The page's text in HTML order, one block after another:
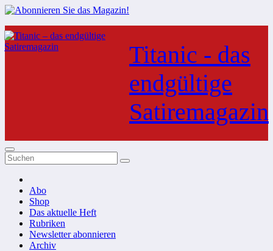
Zum
Inhalt
springen
Titanic - das
endgültige
Satiremagazin
Abo
Shop
Das aktuelle Heft
Rubriken
Newsletter abonnieren
Archiv